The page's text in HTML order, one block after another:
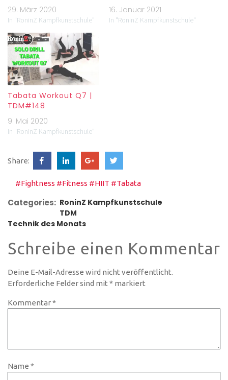
29. März 2020
In "RoninZ Kampfkunstschule"
16. Januar 2021
In "RoninZ Kampfkunstschule"
Tabata Workout Q7 |
TDM#148
9. Mai 2020
In "RoninZ Kampfkunstschule"
Share:
#Fightness #Fitness #HIIT #Tabata
Categories: RoninZ Kampfkunstschule
TDM
Technik des Monats
Schreibe einen Kommentar
Deine E-Mail-Adresse wird nicht veröffentlicht.
Erforderliche Felder sind mit * markiert
Kommentar*
Name *